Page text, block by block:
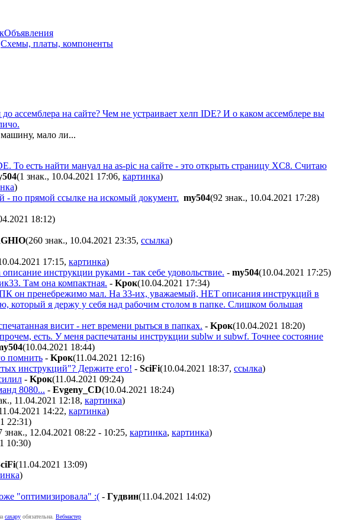
Объявления
Схемы, платы, компоненты
ассемблера на сайте? Чем не устраивает хелп IDE? И о каком ассемблере вы
мало ли...
То есть найти мануал на as-pic на сайте - это открыть страницу XC8. Считаю
(1 знак., 10.04.2021 17:06, картинка)
)
- по прямой ссылке на искомый документ. my504(92 знак., 10.04.2021 17:28)
18:12)
(260 знак., 10.04.2021 23:35, ссылка)
17:15, картинка)
инструкции руками - так себе удовольствие. - my504(10.04.2021 17:25)
Там она компактная. - Kpoк(10.04.2021 17:34)
он пренебрежимо мал. На 33-их, уважаемый, НЕТ описания инструкций в
который я держу у себя над рабочим столом в папке. Слишком большая
висит - нет времени рыться в папках. - Kpoк(10.04.2021 18:20)
есть. У меня распечатаны инструкции sublw и subwf. Точнее состояние
(10.04.2021 18:44)
помнить - Kpoк(11.04.2021 12:16)
инструкций"? Держите его! - SciFi(10.04.2021 18:37, ссылка)
- Kpoк(11.04.2021 09:24)
8080... - Evgeny_CD(10.04.2021 18:24)
11.04.2021 12:18, картинка)
14:22, картинка)
22:31)
знак., 12.04.2021 08:22 - 10:25, картинка, картинка)
10:30)
(11.04.2021 13:09)
)
"оптимизировала" :( - Гyдвин(11.04.2021 14:02)
caxapу обязательна. Вебмастер